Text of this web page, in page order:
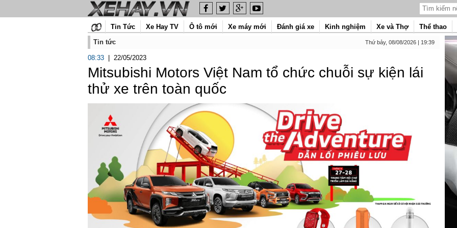
Tin Tức Xe Hay TV Ô tô mới Xe máy mới Đánh giá xe Kinh nghiệm Xe và Thợ Thể thao
Tin tức
Thứ bảy, 08/08/2026 | 19:39
08:33 22/05/2023
Mitsubishi Motors Việt Nam tổ chức chuỗi sự kiện lái
thử xe trên toàn quốc